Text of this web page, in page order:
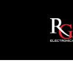
CCTV/
Hikvision IP